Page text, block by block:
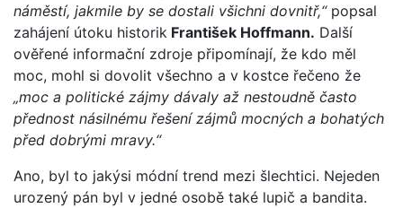
náměstí, jakmile by se dostali všichni dovnitř,“popsal
zahájení útoku historik František Hoffmann. Další
ověřené informační zdroje připomínají, že kdo měl
moc, mohl si dovolit všechno a v kostce řečeno že
„moc a politické zájmy dávaly až nestoudně často
přednost násilnému řešení zájmů mocných a bohatých
před dobrými mravy.“
Ano, byl to jakýsi módní trend mezi šlechtici. Nejeden
urozený pán byl v jedné osobě také lupič a bandita.